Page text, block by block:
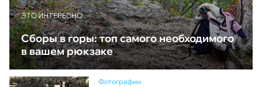
ЭТО ИНТЕРЕСНО
Сборы в горы: топ самого необходимого
в вашем рюкзаке
Фотографии